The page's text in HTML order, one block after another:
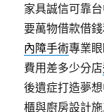
家具誠信可靠
要萬物借款借
內障手術專業
費用差多少分店
後遺症打造夢
櫃與廚房設計